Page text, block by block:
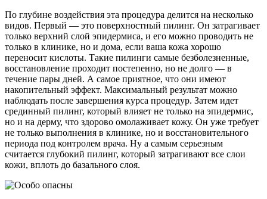
По глубине воздействия эта процедура делится на несколько
видов. Первый — это поверхностный пилинг. Он затрагивает
только верхний слой эпидермиса, и его можно проводить не
только в клинике, но и дома, если ваша кожа хорошо
переносит кислоты. Такие пилинги самые безболезненные,
восстановление проходит постепенно, но не долго — в
течение пары дней. А самое приятное, что они имеют
накопительный эффект. Максимальный результат можно
наблюдать после завершения курса процедур. Затем идет
срединный пилинг, который влияет не только на эпидермис,
но и на дерму, что здорово омолаживает кожу. Он уже требует
не только выполнения в клинике, но и восстановительного
периода под контролем врача. Ну а самым серьезным
считается глубокий пилинг, который затрагивают все слои
кожи, вплоть до базального слоя.